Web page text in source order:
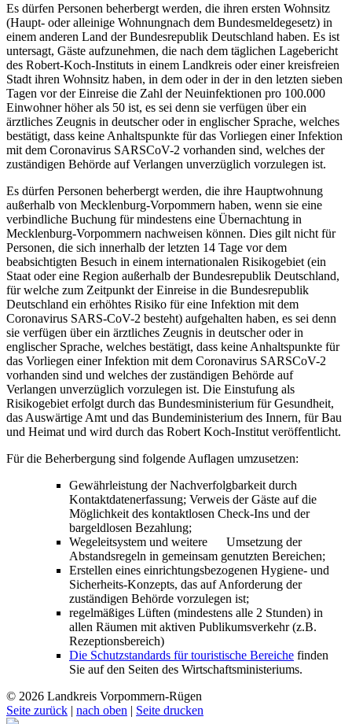
Es dürfen Personen beherbergt werden, die ihren ersten Wohnsitz
(Haupt- oder alleinige Wohnungnach dem Bundesmeldegesetz) in
einem anderen Land der Bundesrepublik Deutschland haben. Es ist
untersagt, Gäste aufzunehmen, die nach dem täglichen Lagebericht
des Robert-Koch-Instituts in einem Landkreis oder einer kreisfreien
Stadt ihren Wohnsitz haben, in dem oder in der in den letzten sieben
Tagen vor der Einreise die Zahl der Neuinfektionen pro 100.000
Einwohner höher als 50 ist, es sei denn sie verfügen über ein
ärztliches Zeugnis in deutscher oder in englischer Sprache, welches
bestätigt, dass keine Anhaltspunkte für das Vorliegen einer Infektion
mit dem Coronavirus SARSCoV-2 vorhanden sind, welches der
zuständigen Behörde auf Verlangen unverzüglich vorzulegen ist.
Es dürfen Personen beherbergt werden, die ihre Hauptwohnung
außerhalb von Mecklenburg-Vorpommern haben, wenn sie eine
verbindliche Buchung für mindestens eine Übernachtung in
Mecklenburg-Vorpommern nachweisen können. Dies gilt nicht für
Personen, die sich innerhalb der letzten 14 Tage vor dem
beabsichtigten Besuch in einem internationalen Risikogebiet (ein
Staat oder eine Region außerhalb der Bundesrepublik Deutschland,
für welche zum Zeitpunkt der Einreise in die Bundesrepublik
Deutschland ein erhöhtes Risiko für eine Infektion mit dem
Coronavirus SARS-CoV-2 besteht) aufgehalten haben, es sei denn
sie verfügen über ein ärztliches Zeugnis in deutscher oder in
englischer Sprache, welches bestätigt, dass keine Anhaltspunkte für
das Vorliegen einer Infektion mit dem Coronavirus SARSCoV-2
vorhanden sind und welches der zuständigen Behörde auf
Verlangen unverzüglich vorzulegen ist. Die Einstufung als
Risikogebiet erfolgt durch das Bundesministerium für Gesundheit,
das Auswärtige Amt und das Bundeministerium des Innern, für Bau
und Heimat und wird durch das Robert Koch-Institut veröffentlicht.
Für die Beherbergung sind folgende Auflagen umzusetzen:
Gewährleistung der Nachverfolgbarkeit durch
Kontaktdatenerfassung; Verweis der Gäste auf die
Möglichkeit des kontaktlosen Check-Ins und der
bargeldlosen Bezahlung;
Wegeleitsystem und weitere Umsetzung der
Abstandsregeln in gemeinsam genutzten Bereichen;
Erstellen eines einrichtungsbezogenen Hygiene- und
Sicherheits-Konzepts, das auf Anforderung der
zuständigen Behörde vorzulegen ist;
regelmäßiges Lüften (mindestens alle 2 Stunden) in
allen Räumen mit aktiven Publikumsverkehr (z.B.
Rezeptionsbereich)
Die Schutzstandards für touristische Bereiche finden
Sie auf den Seiten des Wirtschaftsministeriums.
© 2026 Landkreis Vorpommern-Rügen
Seite zurück | nach oben | Seite drucken